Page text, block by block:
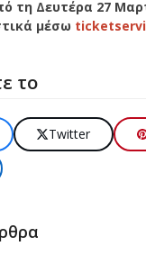
τη Δευτέρα 27
μέσω
το
Twitter